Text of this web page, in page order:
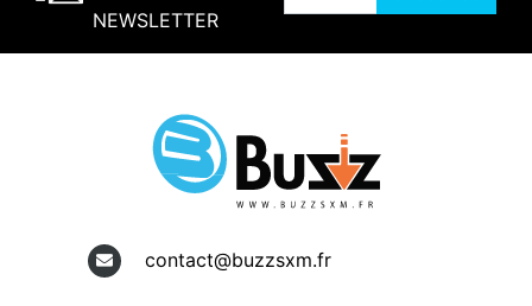
NEWSLETTER
contact@buzzsxm.fr